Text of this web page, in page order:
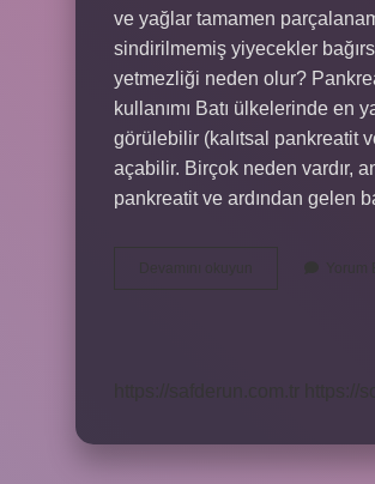
ve yağlar tamamen
sindirilmemiş yiyecekler
yetmezliği neden olur?
kullanımı Batı ülkelerinde en
görülebilir (kalıtsal pankreatit
açabilir. Birçok neden vardır,
pankreatit ve ardından gelen